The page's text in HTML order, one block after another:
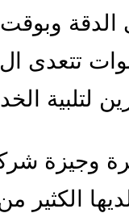
الدقة
لتلبية
وجيزة
الكثير